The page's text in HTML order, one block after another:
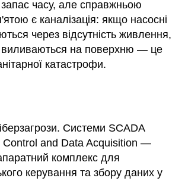
часу, але справжньою
є каналізація: якщо насосні
через відсутність живлення,
виливаються на поверхню — це
катастрофи.
Системи SCADA
Control and Data Acquisition —
комплекс для
керування та збору даних у